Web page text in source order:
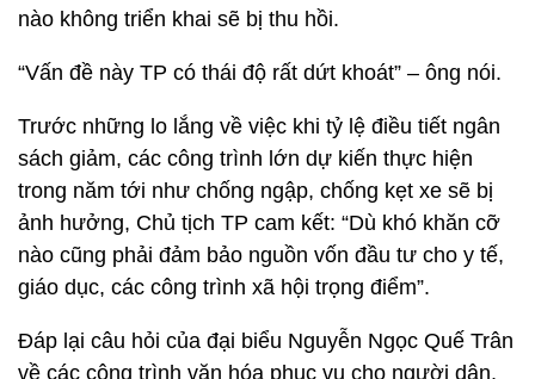
nào không triển khai sẽ bị thu hồi.
“Vấn đề này TP có thái độ rất dứt khoát” – ông nói.
Trước những lo lắng về việc khi tỷ lệ điều tiết ngân
sách giảm, các công trình lớn dự kiến thực hiện
trong năm tới như chống ngập, chống kẹt xe sẽ bị
ảnh hưởng, Chủ tịch TP cam kết: “Dù khó khăn cỡ
nào cũng phải đảm bảo nguồn vốn đầu tư cho y tế,
giáo dục, các công trình xã hội trọng điểm”.
Đáp lại câu hỏi của đại biểu Nguyễn Ngọc Quế Trân
về các công trình văn hóa phục vụ cho người dân,